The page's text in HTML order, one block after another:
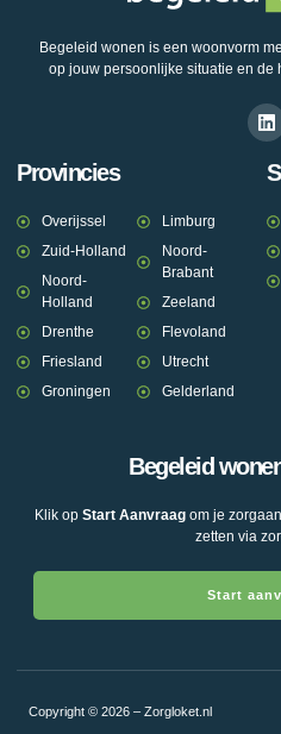
Begeleid wonen is een woonvorm
op jouw persoonlijke situatie en
Provincies
Overijssel
Zuid-Holland
Noord-
Holland
Drenthe
Friesland
Groningen
Limburg
Noord-
Brabant
Zeeland
Flevoland
Utrecht
Gelderland
Begeleid
Klik op Start Aanvraagom je
zetten via
Start
Copyright © 2026 – Zorgloket.nl